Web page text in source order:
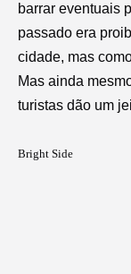
barrar eventuais
passado era
cidade, mas
Mas ainda
turistas dão um
Bright Side